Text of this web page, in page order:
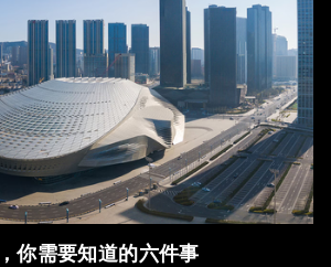
你需要知道的六件事